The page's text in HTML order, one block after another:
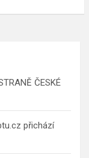
ČESKÉ
přichází